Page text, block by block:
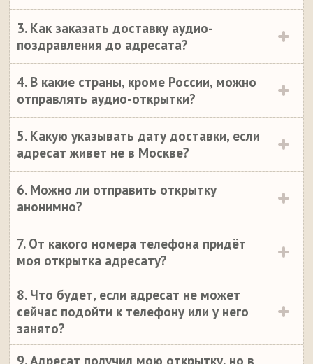
3. Как заказать доставку аудио-
поздравления до адресата?
4. В какие страны, кроме России, можно
отправлять аудио-открытки?
5. Какую указывать дату доставки, если
адресат живет не в Москве?
6. Можно ли отправить открытку
анонимно?
7. От какого номера телефона придёт
моя открытка адресату?
8. Что будет, если адресат не может
сейчас подойти к телефону или у него
занято?
9. Адресат получил мою открытку, но в